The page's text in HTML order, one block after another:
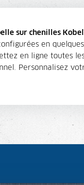
sur chenilles
en
en ligne toutes
Personnalisez